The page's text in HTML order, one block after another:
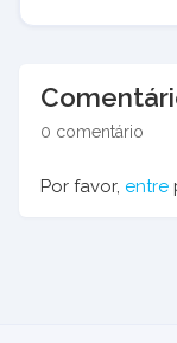
0 comentário
Por favor, entre